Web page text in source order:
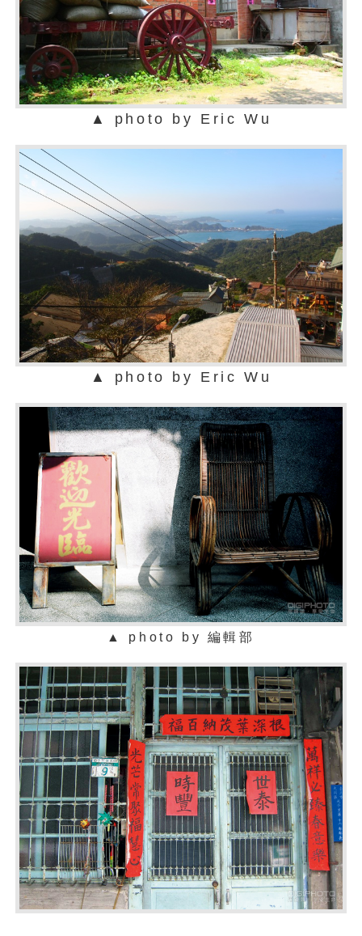
▲ photo by Eric Wu
▲ photo by Eric Wu
▲ photo by 編輯部